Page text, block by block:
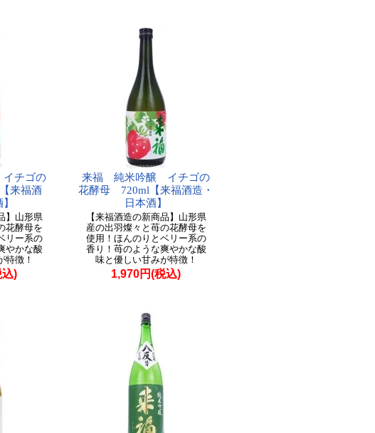
チゴの
来福酒
】山形県
花酵母を
リー系の
やかな酸
特徴！
)
来福 純米吟醸 イチゴの
花酵母 720ml【来福酒造・
日本酒】
【来福酒造の新商品】山形県
産の出羽燦々と苺の花酵母を
使用！ほんのりとベリー系の
香り！苺のような爽やかな酸
味と優しい甘みが特徴！
1,970円(税込)